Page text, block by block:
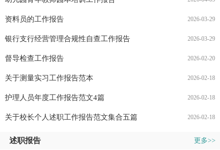
资料员的工作报告 2026-03-29
银行支行经营管理合规性自查工作报告 2026-03-29
督导检查工作报告 2026-02-20
关于测量实习工作报告范本 2026-02-18
护理人员年度工作报告范文4篇 2026-02-18
关于校长个人述职工作报告范文集合五篇 2026-02-18
述职报告 更多>>